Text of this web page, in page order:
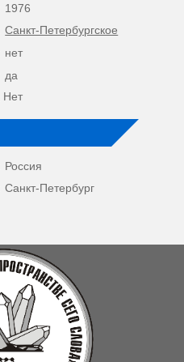
1976
Санкт-Петербургское
нет
да
Нет
Россия
Санкт-Петербург